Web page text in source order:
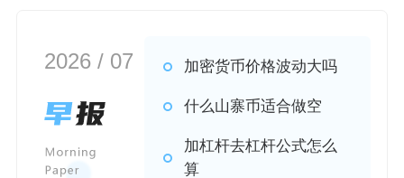
2026 / 07 加密货币价格波动大吗
什么山寨币适合做空
加杠杆去杠杆公式怎么
算